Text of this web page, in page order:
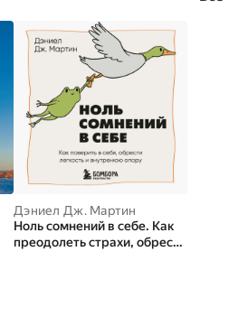
Дэниел Дж. Мартин
Ноль сомнений в себе. Как
преодолеть страхи, обрести